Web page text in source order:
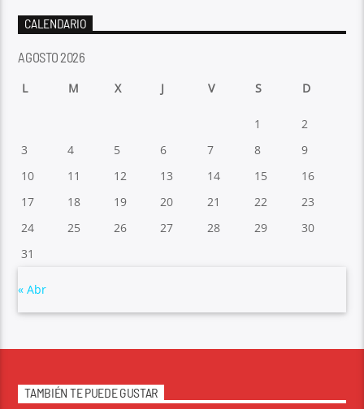
CALENDARIO
AGOSTO 2026
L M X J V S D
1
2
3
4 5 6 7 8
9
10
11 12 13 14 15
16
17
18 19 20 21 22
23
24
25 26 27 28 29
30
31
« Abr
TAMBIÉN TE PUEDE GUSTAR